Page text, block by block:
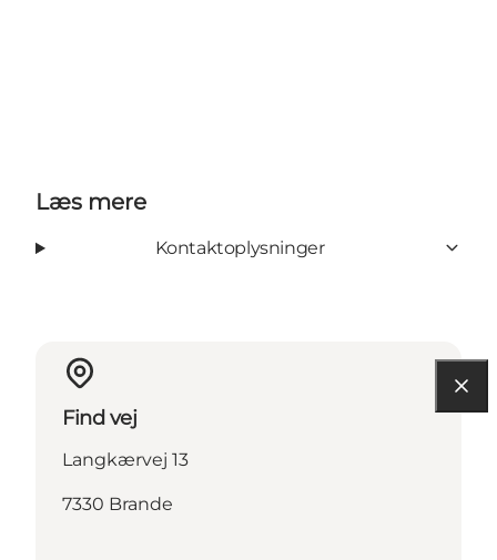
Læs mere
Kontaktoplysninger
Find vej
Langkærvej 13
7330 Brande